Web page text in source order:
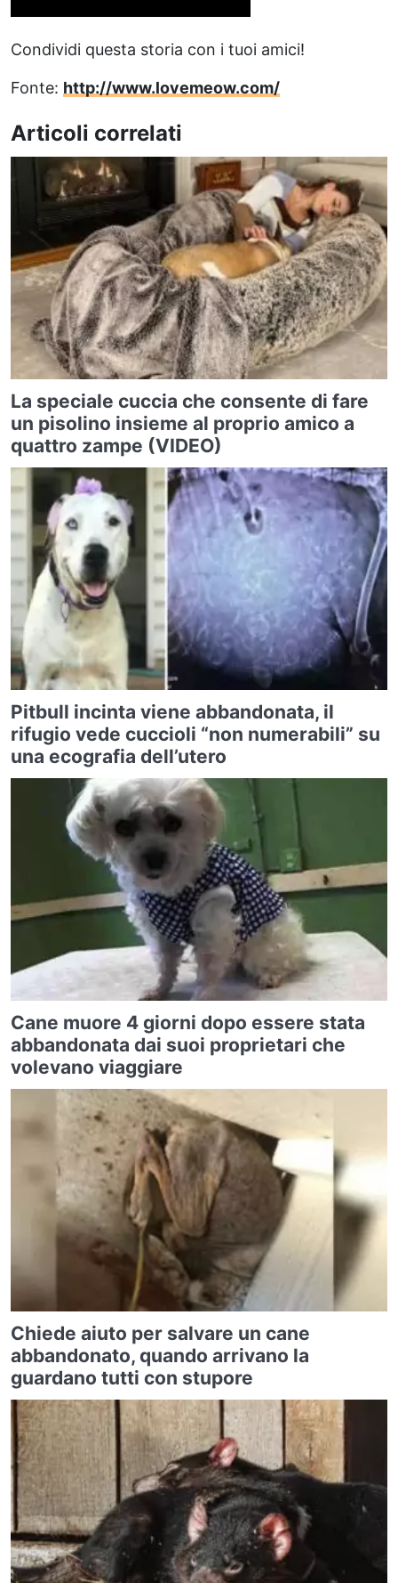
Condividi questa storia con i tuoi amici!
Fonte: http://www.lovemeow.com/
Articoli correlati
La speciale cuccia che consente di fare
un pisolino insieme al proprio amico a
quattro zampe (VIDEO)
Pitbull incinta viene abbandonata, il
rifugio vede cuccioli “non numerabili” su
una ecografia dell’utero
Cane muore 4 giorni dopo essere stata
abbandonata dai suoi proprietari che
volevano viaggiare
Chiede aiuto per salvare un cane
abbandonato, quando arrivano la
guardano tutti con stupore